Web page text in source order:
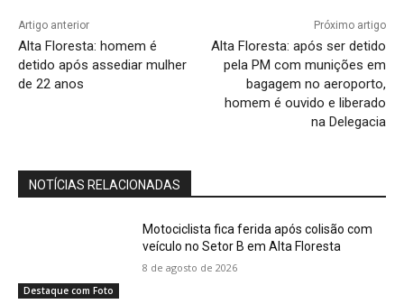
Artigo anterior
Alta Floresta: homem é
detido após assediar mulher
de 22 anos
Próximo artigo
Alta Floresta: após ser detido
pela PM com munições em
bagagem no aeroporto,
homem é ouvido e liberado
na Delegacia
NOTÍCIAS RELACIONADAS
Destaque com Foto
Motociclista fica ferida após colisão com
veículo no Setor B em Alta Floresta
8 de agosto de 2026